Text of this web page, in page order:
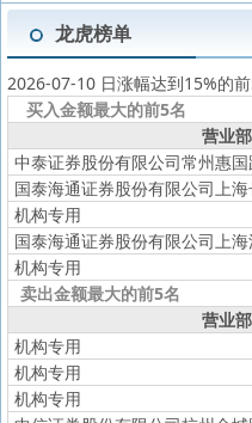
龙虎榜单
2026-07-10 日涨幅达到15%的
买入金额最大的前5名
营业
中泰证券股份有限公司常州惠
国泰海通证券股份有限公司上
机构专用
国泰海通证券股份有限公司上
机构专用
卖出金额最大的前5名
营业
机构专用
机构专用
机构专用